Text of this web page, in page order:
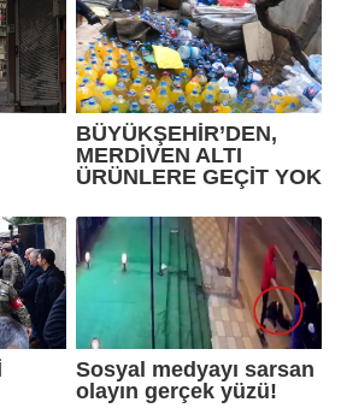
BÜYÜKŞEHİR’DEN,
MERDİVEN ALTI
ÜRÜNLERE GEÇİT YOK
Sosyal medyayı sarsan
olayın gerçek yüzü!